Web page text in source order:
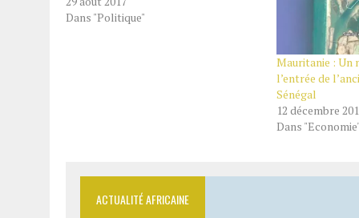
Dans "Politique"
Mauritanie : Un
l’entrée de
Sénégal
12 décembre
Dans
ACTUALITÉ AFRICAINE